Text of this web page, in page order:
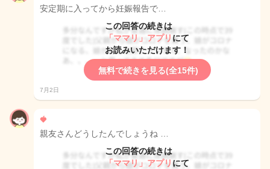
安定期に入ってから妊娠報告で…
この回答の続きは
「ママリ」アプリ にて
お読みいただけます！
無料で続きを見る(全15件)
7月2日
🍓
親友さんどうしたんでしょうね …
この回答の続きは
「ママリ」アプリ にて